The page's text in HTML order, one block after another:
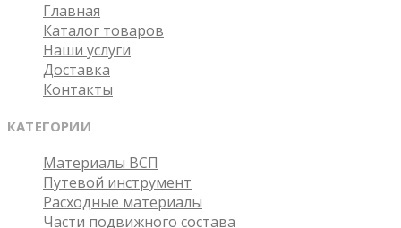
Главная
Каталог товаров
Наши услуги
Доставка
Контакты
КАТЕГОРИИ
Материалы ВСП
Путевой инструмент
Расходные материалы
Части подвижного состава